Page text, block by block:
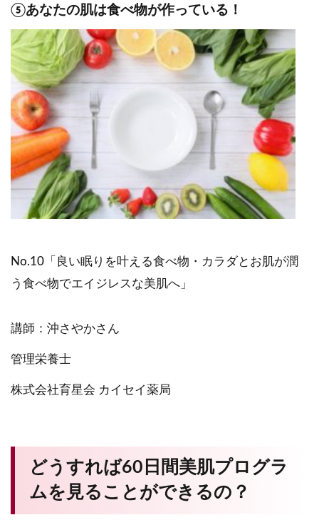
⑤あなたの肌は食べ物が作っている！
No.10「良い眠りを叶える食べ物・カラダとお肌が潤
う食べ物でエイジレスな美肌へ」
講師：沖さやかさん
管理栄養士
株式会社育星会 カイセイ薬局
どうすれば60日間美肌プログラ
ムを見ることができるの？